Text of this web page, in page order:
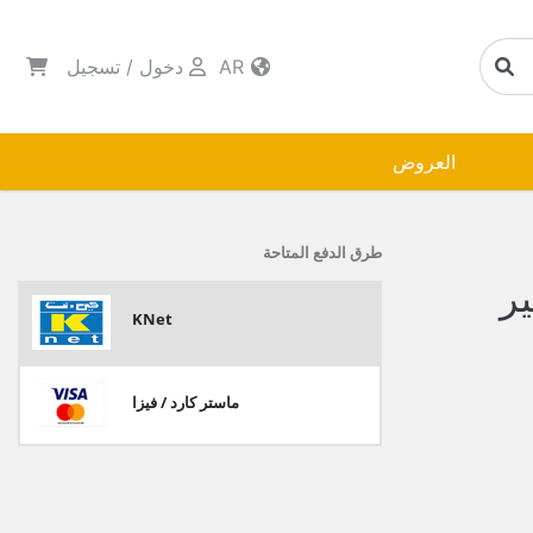
دخول / تسجيل
العروض
طرق الدفع المتاحة
KNet
ماستر كارد / فيزا